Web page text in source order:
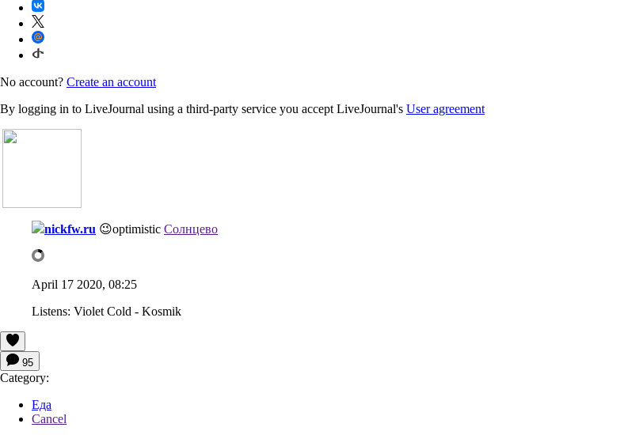
No account? Create an account
By logging in to LiveJournal using a third-party service you accept LiveJournal's User agreement
nickfw.ru 😉optimistic Солнцево
April 17 2020, 08:25
Listens: Violet Cold - Kosmik
95
Category:
Еда
Cancel